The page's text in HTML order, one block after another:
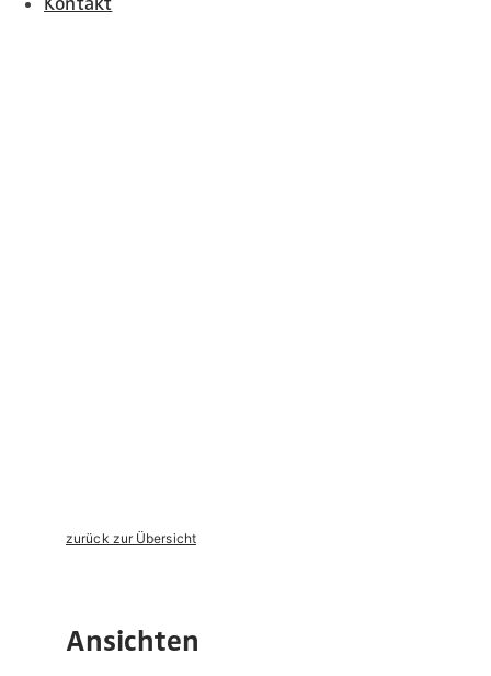
zurück zur Übersicht
Ansichten